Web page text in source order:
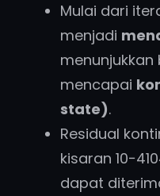
Mulai dari
menjadi
mencapai
state).
Residual
kisaran
dapat